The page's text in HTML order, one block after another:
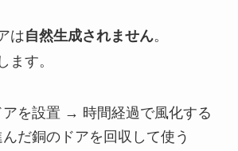
は自然生成されません。
ます。
アを設置 → 時間経過で風化する
だ銅のドアを回収して使う